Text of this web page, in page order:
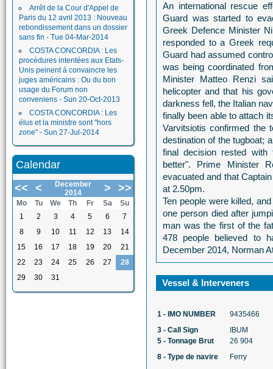
Arrêt de la Cour d'Appel de
Paris du 12 avril 2013 : Nouveau
rebondissement dans un dossier
sans fin - Tue 04-Mar-2014
COSTA CONCORDIA : Les
procédures intentées aux Etats-
Unis peinent à convaincre les
juges américains : Ou du bon
usage du Forum non
conveniens - Sun 20-Oct-2013
COSTA CONCORDIA : Les
élus et la ministre sont "hors
zone" - Sun 27-Jul-2014
Calendar
<<
<
December
2014
> >>
Mo Tu We Th Fr Sa
Su
1
2 3 4 5 6
7
8
9 10 11 12 13
14
15
16 17 18 19 20
21
22
23 24 25 26 27
28
29
30 31
An international rescue
Guard was started to
Greek Defence Minister
responded to a Greek
Guard had assumed
was being coordinated
Minister Matteo Renzi
helicopter and that his
darkness fell, the Italian
finally been able to attach
Varvitsiotis confirmed the
destination of the tugboat;
final decision rested
better". Prime Minister
evacuated and that
at 2.50pm.
Ten people were killed,
one person died after
man was the first of the
478 people believed to
December 2014, Norman
Vessel & Interveners
1 - IMO NUMBER
9435466
3 - Call Sign
IBUM
5 - Tonnage Brut
26 904
8 - Type de navire
Ferry